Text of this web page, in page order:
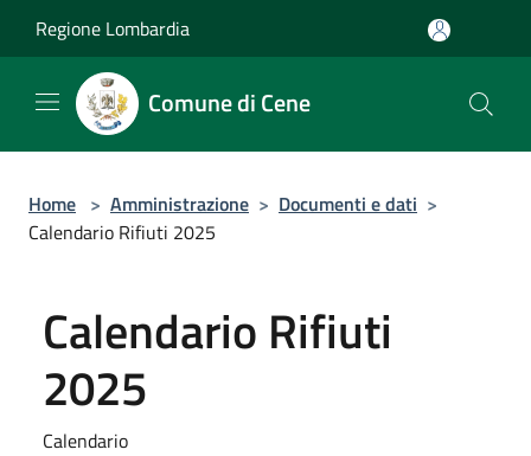
Regione Lombardia
Comune di Cene
Home > Amministrazione > Documenti e dati >
Calendario Rifiuti 2025
Calendario Rifiuti
2025
Calendario